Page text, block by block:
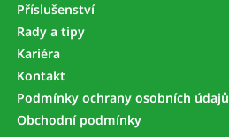
Příslušenství
Rady a tipy
Kariéra
Kontakt
Podmínky ochrany osobních údajů
Obchodní podmínky